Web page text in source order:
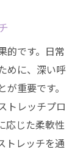
的です。日常
めに、深い呼
重要です。
トレッチプロ
応じた柔軟性
トレッチを通